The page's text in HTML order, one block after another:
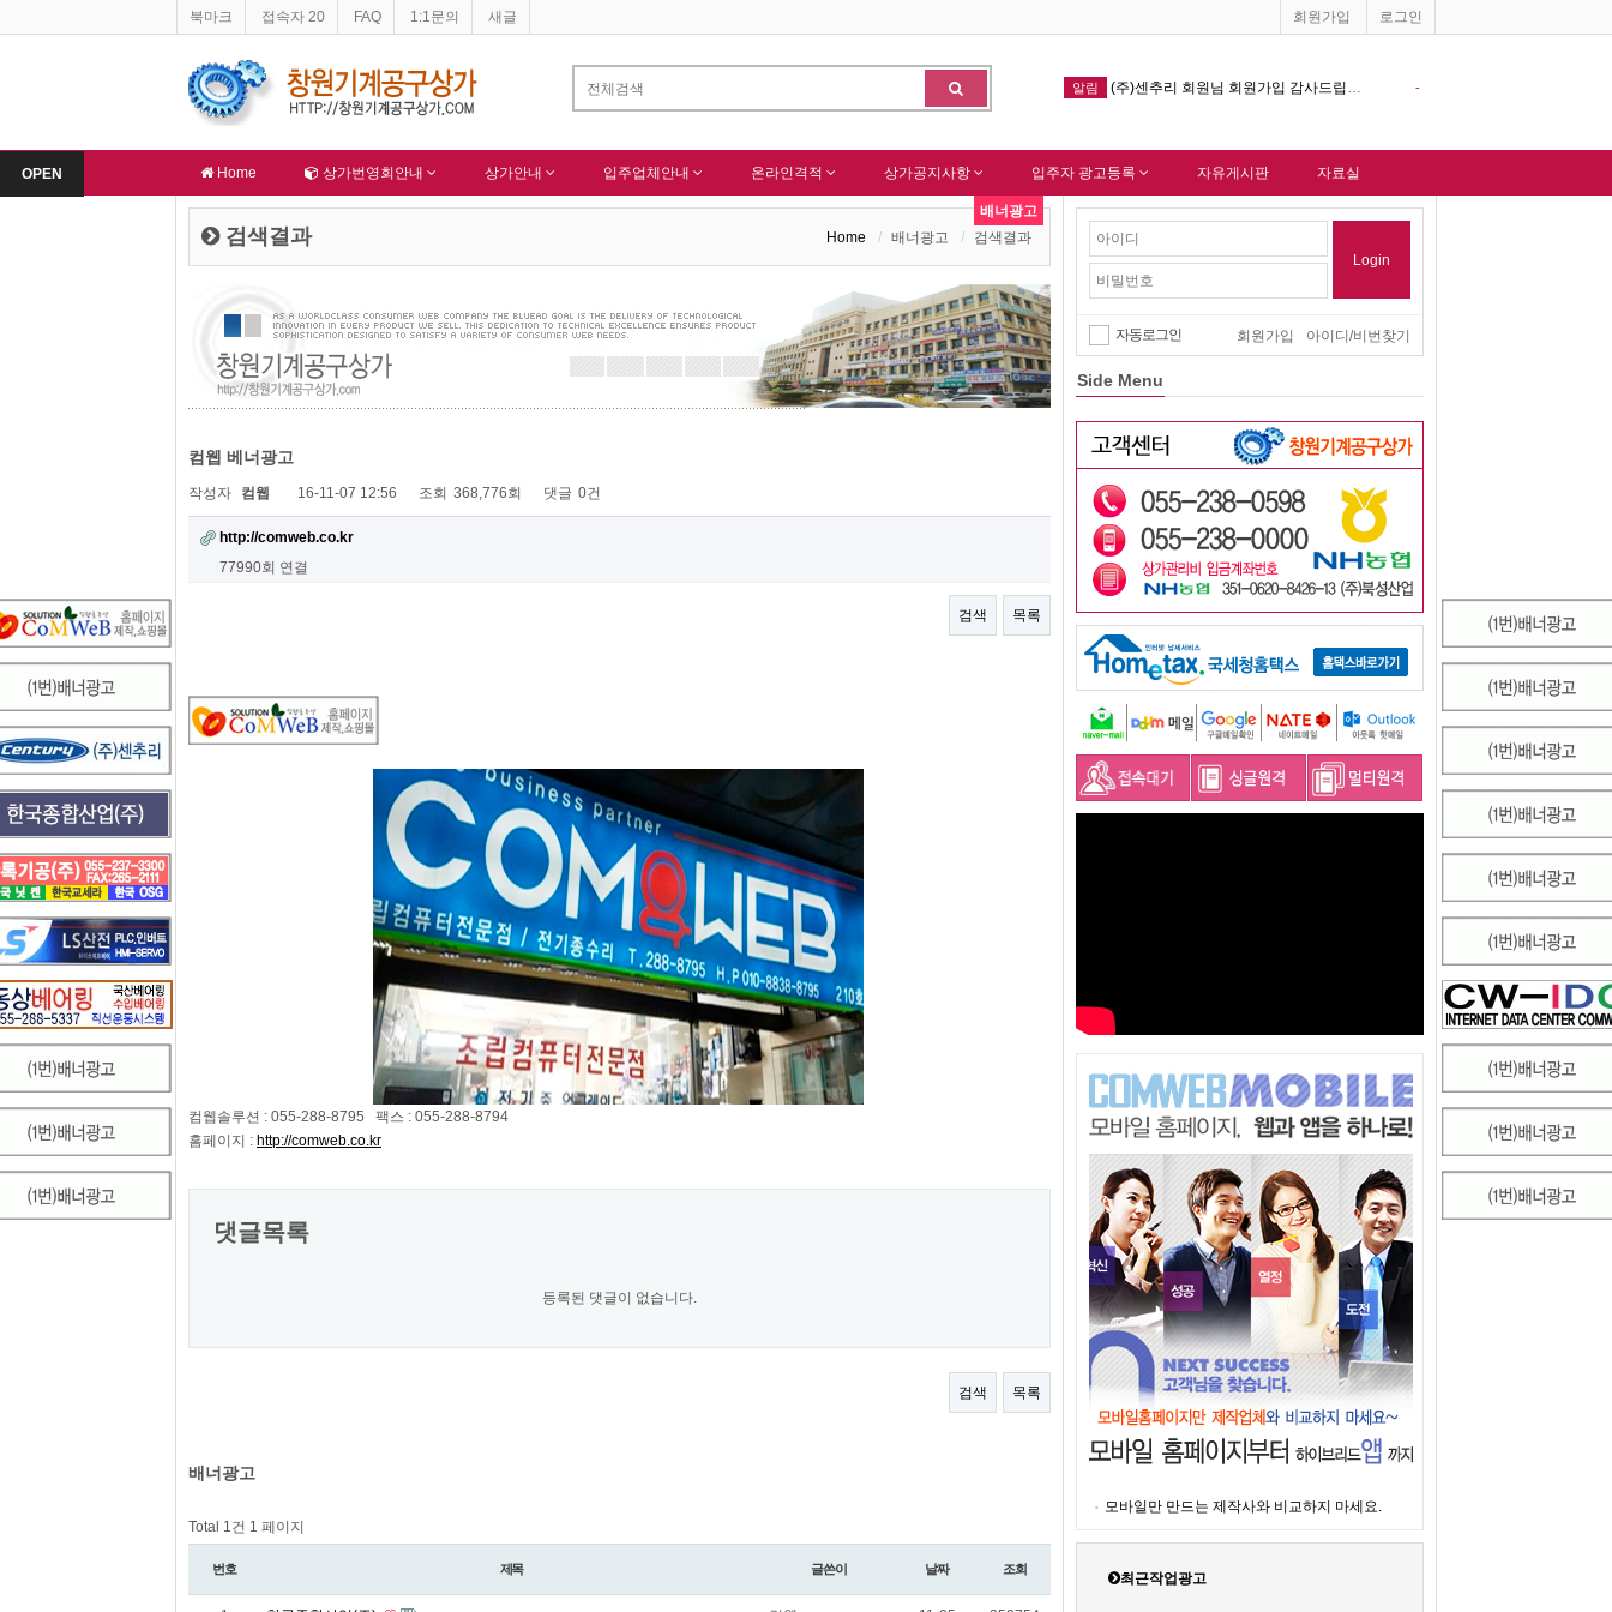
OPEN
북마크 접속자 20 FAQ 1:1문의 새글 회원가입 로그인
창원기계공구상가 홈페이지 네이버 등록완료 - 알림 한국종합산업(주) 회원님 가입을 축하드립니다 ! (주)센추리 회원님 회원가입 감사드립니다. - 알림 창원기계공구상가 홈페이지 다음포털 싸이트 등록완료 !!!
Home 상가번영회안내 상가안내 입주업체안내 온라인격적 상가공지사항 입주자 광고등록 자유게시판 자료실
검색결과 Home 배너광고 검색결과
배너광고
컴웹 베너광고
작성자 컴웹 16-11-07 12:56 조회 368,776회 댓글 0건
http://comweb.co.kr
77990회 연결
검색 목록
컴웹솔루션 : 055-288-8795 팩스 : 055-288-8794
홈페이지 : http://comweb.co.kr
댓글목록
등록된 댓글이 없습니다.
검색 목록
배너광고
Total 1건 1 페이지
번호 제목 글쓴이 날짜 조회
Login
자동로그인 아이디/비번찾기
회원가입
Side Menu
모바일만 만드는 제작사와 비교하지 마세요.
최근작업광고